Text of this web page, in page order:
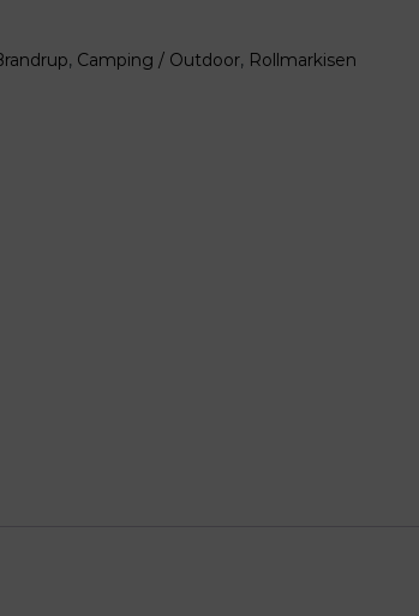
, Camping / Outdoor, Rollmarkisen